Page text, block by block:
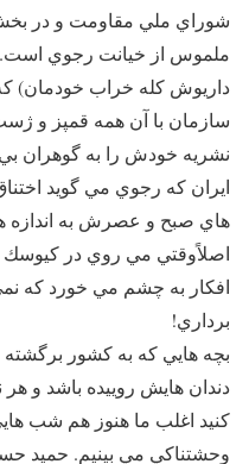
شوراي ملي مقاومت و در بخش
ملموس از خيانت رجوي است.
داريوش كله خراب خودمان)
سازمان با آن همه قمپز و
نشريه خودش را به گوهران
ايران كه رجوي مي گويد
هاي صبح و عصرش به
اصلاً‌وقتي مي روي در كيوسك
افكار به چشم مي خورد كه
برداري!
بچه هايي كه به كشور برگشته
دندان هايش روييده باشد و هر
كنيد اغلب ما هنوز هم شب
وحشتناكي مي بينيم. حميد